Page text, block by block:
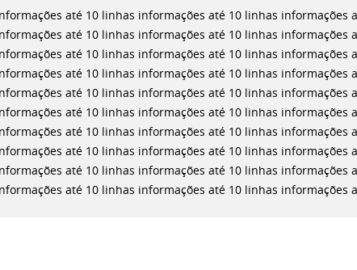
até 10 linhas informações até 10 linhas informações
até 10 linhas informações até 10 linhas informações
até 10 linhas informações até 10 linhas informações
até 10 linhas informações até 10 linhas informações
até 10 linhas informações até 10 linhas informações
até 10 linhas informações até 10 linhas informações
até 10 linhas informações até 10 linhas informações
até 10 linhas informações até 10 linhas informações
até 10 linhas informações até 10 linhas informações
até 10 linhas informações até 10 linhas informações